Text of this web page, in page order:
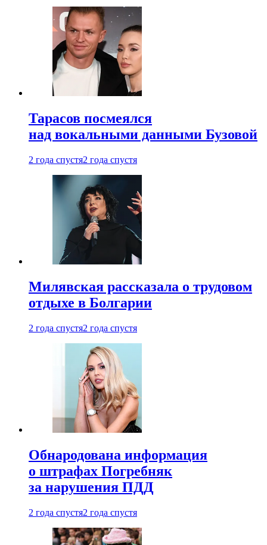
Тарасов посмеялся
над вокальными данными Бузовой
2 года спустя2 года спустя
Милявская рассказала о трудовом
отдыхе в Болгарии
2 года спустя2 года спустя
Обнародована информация
о штрафах Погребняк
за нарушения ПДД
2 года спустя2 года спустя